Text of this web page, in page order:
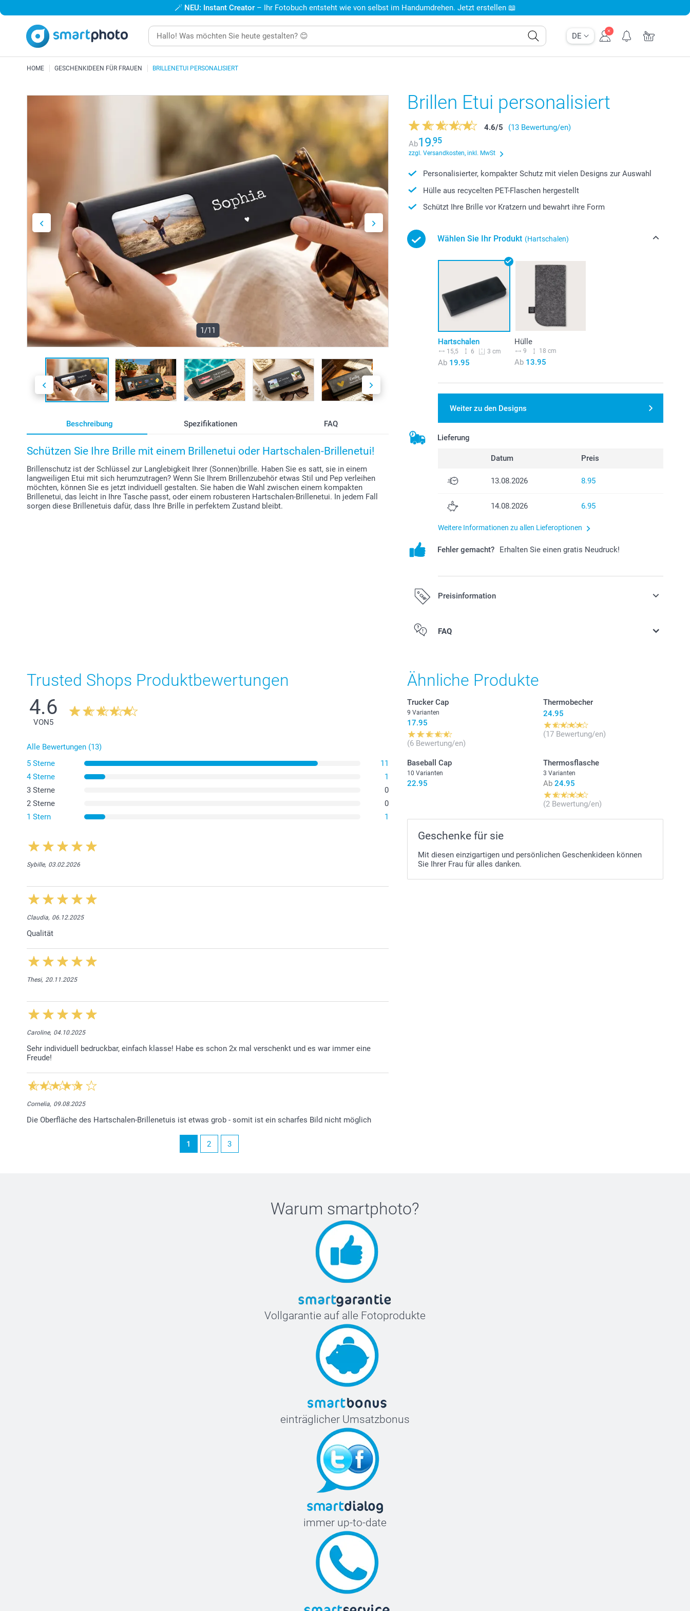
DE
🪄 NEU: Instant Creator – Ihr Fotobuch entsteht wie von selbst im Handumdrehen. Jetzt erstellen 📖
HOME GESCHENKIDEEN FÜR FRAUEN BRILLENETUI PERSONALISIERT
1/11
Beschreibung Spezifikationen FAQ
Schützen Sie Ihre Brille mit einem Brillenetui oder Hartschalen-Brillenetui!
Brillenschutz ist der Schlüssel zur Langlebigkeit Ihrer (Sonnen)brille. Haben Sie es satt, sie in einem
langweiligen Etui mit sich herumzutragen? Wenn Sie Ihrem Brillenzubehör etwas Stil und Pep verleihen
möchten, können Sie es jetzt individuell gestalten. Sie haben die Wahl zwischen einem kompakten
Brillenetui, das leicht in Ihre Tasche passt, oder einem robusteren Hartschalen-Brillenetui. In jedem Fall
sorgen diese Brillenetuis dafür, dass Ihre Brille in perfektem Zustand bleibt.
Brillen Etui personalisiert
4.6/5
(13 Bewertung/en)
Ab19.95
zzgl. Versandkosten, inkl. MwSt
Personalisierter, kompakter Schutz mit vielen Designs zur Auswahl
Hülle aus recycelten PET-Flaschen hergestellt
Schützt Ihre Brille vor Kratzern und bewahrt ihre Form
Wählen Sie Ihr Produkt (Hartschalen)
Hartschalen
15,5 6 3 cm
Ab 19.95
Hülle
9 18 cm
Ab 13.95
Weiter zu den Designs
Lieferung
Datum Preis
13.08.2026 8.95
14.08.2026 6.95
Weitere Informationen zu allen Lieferoptionen
Fehler gemacht? Erhalten Sie einen gratis Neudruck!
Preisinformation
Alle Preise verstehen sich in Schweizer Franken (CHF) inkl. MwSt. und
FAQ
Trusted Shops Produktbewertungen
4.6
VON 5
Alle Bewertungen (13)
5 Sterne
11
4 Sterne
1
3 Sterne
0
2 Sterne
0
1 Stern
1
Sybille, 03.02.2026
Claudia, 06.12.2025
Qualität
Thesi, 20.11.2025
Caroline, 04.10.2025
Sehr individuell bedruckbar, einfach klasse! Habe es schon 2x mal verschenkt und es war immer eine
Freude!
Cornelia, 09.08.2025
Die Oberfläche des Hartschalen-Brillenetuis ist etwas grob - somit ist ein scharfes Bild nicht möglich
1 2 3
Ähnliche Produkte
Trucker Cap
9 Varianten
17.95
(6 Bewertung/en)
Thermobecher
24.95
(17 Bewertung/en)
Baseball Cap
10 Varianten
22.95
Thermosflasche
3 Varianten
Ab 24.95
(2 Bewertung/en)
Geschenke für sie
Mit diesen einzigartigen und persönlichen Geschenkideen können
Sie Ihrer Frau für alles danken.
Warum smartphoto?
Vollgarantie auf alle Fotoprodukte
einträglicher Umsatzbonus
immer up-to-date